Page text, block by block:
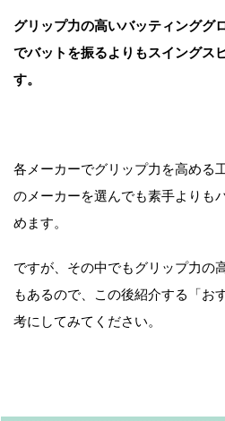
グリップ力の高いバッティンググ
でバットを振るよりもスイングス
す。
各メーカーでグリップ力を高める
のメーカーを選んでも素手よりも
めます。
ですが、その中でもグリップ力の
もあるので、この後紹介する「お
考にしてみてください。